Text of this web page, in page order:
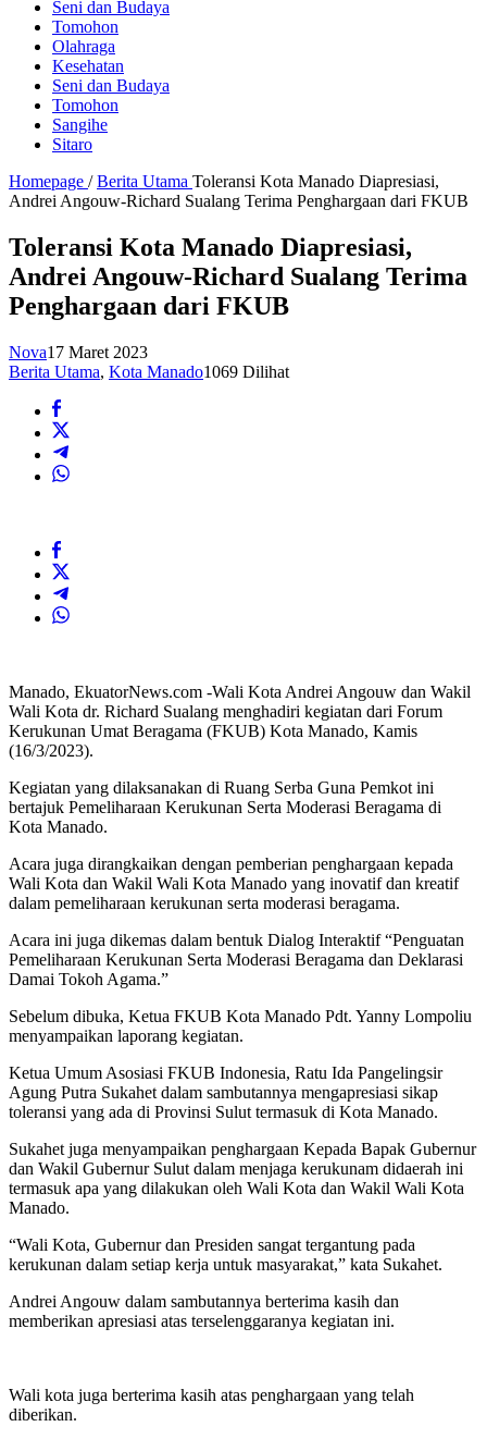
Seni dan Budaya
Tomohon
Olahraga
Kesehatan
Seni dan Budaya
Tomohon
Sangihe
Sitaro
Homepage / Berita Utama Toleransi Kota Manado Diapresiasi,
Andrei Angouw-Richard Sualang Terima Penghargaan dari FKUB
Toleransi Kota Manado Diapresiasi,
Andrei Angouw-Richard Sualang Terima
Penghargaan dari FKUB
Nova17 Maret 2023
Berita Utama, Kota Manado1069 Dilihat
Manado, EkuatorNews.com -Wali Kota Andrei Angouw dan Wakil
Wali Kota dr. Richard Sualang menghadiri kegiatan dari Forum
Kerukunan Umat Beragama (FKUB) Kota Manado, Kamis
(16/3/2023).
Kegiatan yang dilaksanakan di Ruang Serba Guna Pemkot ini
bertajuk Pemeliharaan Kerukunan Serta Moderasi Beragama di
Kota Manado.
Acara juga dirangkaikan dengan pemberian penghargaan kepada
Wali Kota dan Wakil Wali Kota Manado yang inovatif dan kreatif
dalam pemeliharaan kerukunan serta moderasi beragama.
Acara ini juga dikemas dalam bentuk Dialog Interaktif “Penguatan
Pemeliharaan Kerukunan Serta Moderasi Beragama dan Deklarasi
Damai Tokoh Agama.”
Sebelum dibuka, Ketua FKUB Kota Manado Pdt. Yanny Lompoliu
menyampaikan laporang kegiatan.
Ketua Umum Asosiasi FKUB Indonesia, Ratu Ida Pangelingsir
Agung Putra Sukahet dalam sambutannya mengapresiasi sikap
toleransi yang ada di Provinsi Sulut termasuk di Kota Manado.
Sukahet juga menyampaikan penghargaan Kepada Bapak Gubernur
dan Wakil Gubernur Sulut dalam menjaga kerukunam didaerah ini
termasuk apa yang dilakukan oleh Wali Kota dan Wakil Wali Kota
Manado.
“Wali Kota, Gubernur dan Presiden sangat tergantung pada
kerukunan dalam setiap kerja untuk masyarakat,” kata Sukahet.
Andrei Angouw dalam sambutannya berterima kasih dan
memberikan apresiasi atas terselenggaranya kegiatan ini.
Wali kota juga berterima kasih atas penghargaan yang telah
diberikan.